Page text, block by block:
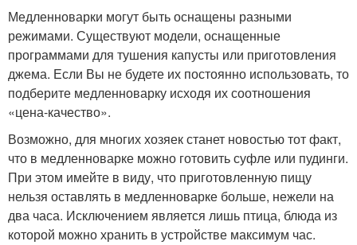
Медленноварки могут быть оснащены разными
режимами. Существуют модели, оснащенные
программами для тушения капусты или приготовления
джема. Если Вы не будете их постоянно использовать, то
подберите медленноварку исходя их соотношения
«цена-качество».
Возможно, для многих хозяек станет новостью тот факт,
что в медленноварке можно готовить суфле или пудинги.
При этом имейте в виду, что приготовленную пищу
нельзя оставлять в медленноварке больше, нежели на
два часа. Исключением является лишь птица, блюда из
которой можно хранить в устройстве максимум час.